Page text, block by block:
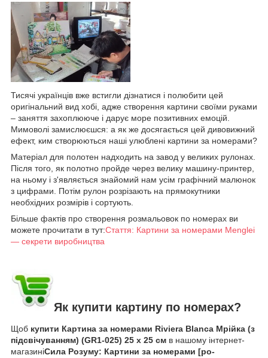
Тисячі українців вже встигли дізнатися і полюбити цей
оригінальний вид хобі, адже створення картини своїми руками
– заняття захоплююче і дарує море позитивних емоцій.
Мимоволі замислюєшся: а як же досягається цей дивовижний
ефект, ким створюються наші улюблені картини за номерами?
Матеріал для полотен надходить на завод у великих рулонах.
Після того, як полотно пройде через велику машину-принтер,
на ньому і з'являється знайомий нам усім графічний малюнок
з цифрами. Потім рулон розрізають на прямокутники
необхідних розмірів і сортують.
Більше фактів про створення розмальовок по номерах ви
можете прочитати в тут:Стаття: Картини за номерами Menglei
— секрети виробництва
Як купити картину по номерах?
Щоб купити Картина за номерами Riviera Blanca Мрійка (з
підсвічуванням) (GR1-025) 25 х 25 см в нашому інтернет-
магазиніСила Розуму: Картини за номерами [po-